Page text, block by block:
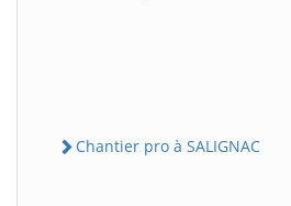
Chantier pro à SALIGNAC